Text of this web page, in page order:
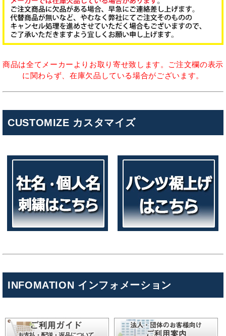
商品は全てメーカーよりお取り寄せ致します。ご注文欄の表示
に関わらず、在庫欠品している場合がございます。
CUSTOMIZE カスタマイズ
INFOMATION インフォメーション